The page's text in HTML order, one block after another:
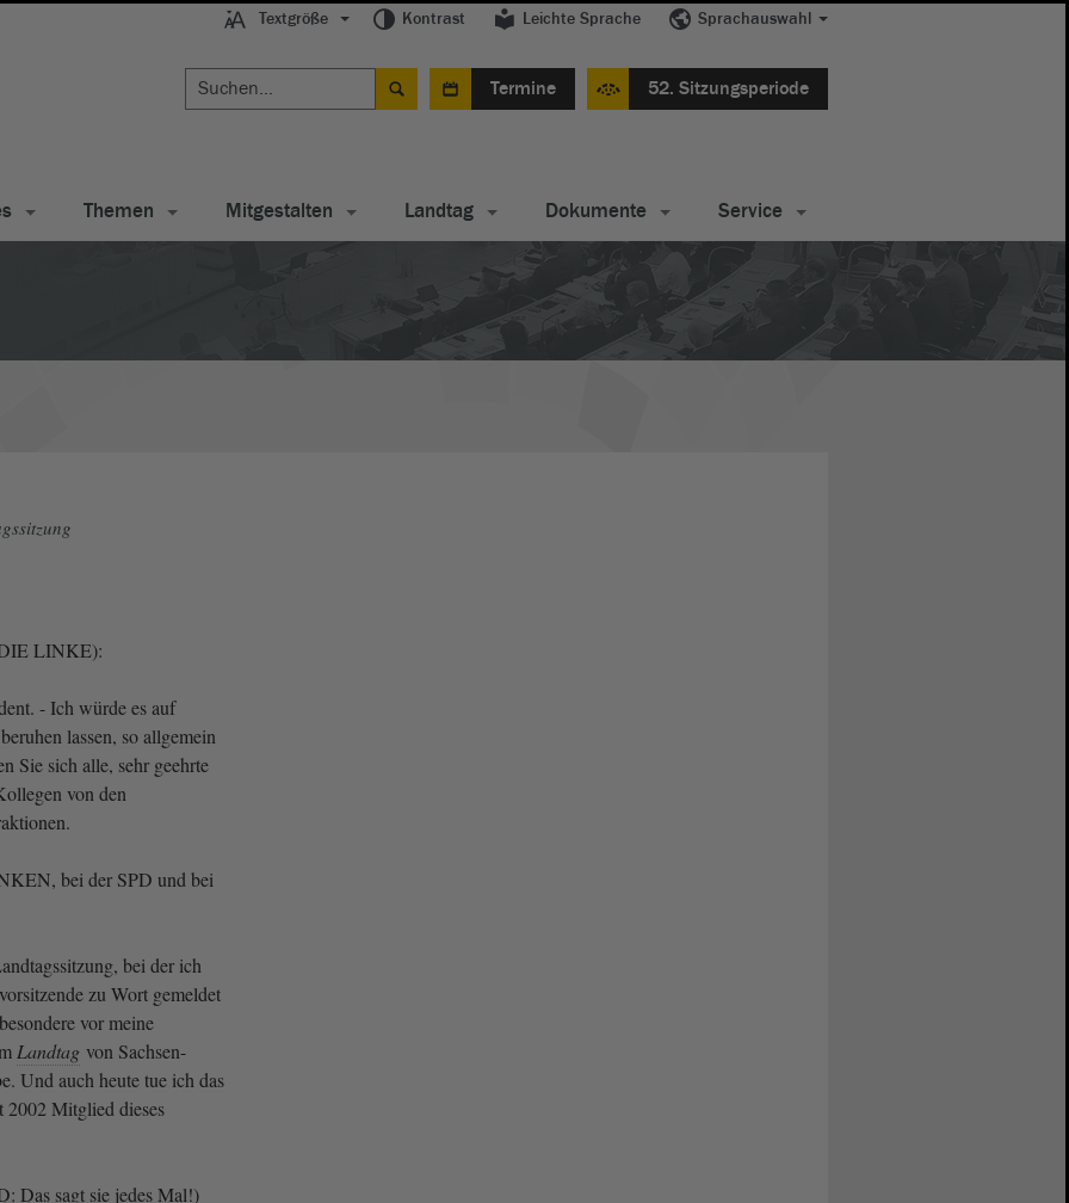
Textgröße Kontrast Leichte Sprache Sprachauswahl
Termine 52. Sitzungsperiode
Themen Mitgestalten Landtag Dokumente Service
LINKE):
- Ich würde es auf
lassen, so allgemein
Sie sich alle, sehr geehrte
von den
bei der SPD und bei
bei der ich
zu Wort gemeldet
vor meine
Landtag von Sachsen-
Und auch heute tue ich das
2002 Mitglied dieses
Das sagt sie jedes Mal!)